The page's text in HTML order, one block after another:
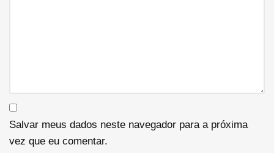
Salvar meus dados neste navegador para a próxima
vez que eu comentar.